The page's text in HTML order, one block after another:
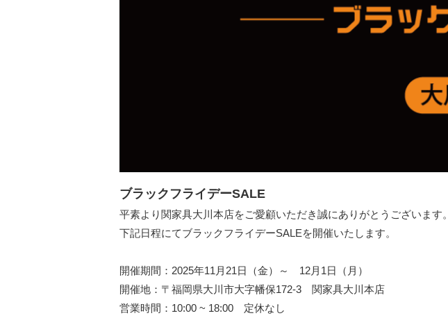
ブラックフライデーSALE
平素より関家具大川本店をご愛顧いただき誠にありがとうございます。
下記日程にてブラックフライデーSALEを開催いたします。
開催期間：2025年11月21日（金）～ 12月1日（月）
開催地：〒福岡県大川市大字幡保172-3 関家具大川本店
営業時間：10:00 ~ 18:00 定休なし